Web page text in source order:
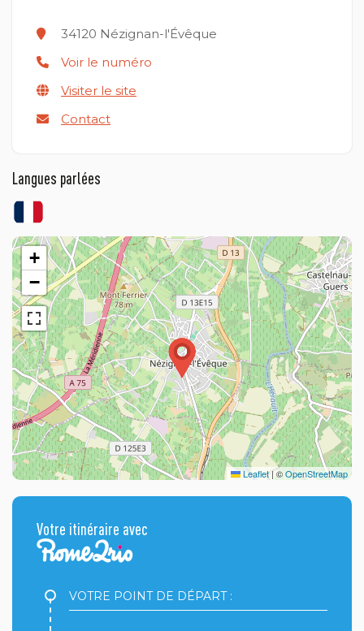
34120 Nézignan-l'Évêque
Voir le numéro
Visiter le site
Contact
Langues parlées
+
−
Leaflet |©OpenStreetMap
Votre itinéraire avec
Votre
point